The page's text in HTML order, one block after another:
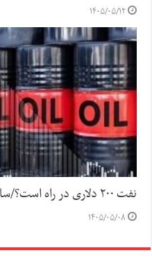
۱۴۰۵/۰۵/۱۲
نفت ۲۰۰ دلاری در راه است؟/سایه جنگ بر امنیت انرژی
۱۴۰۵/۰۵/۰۸